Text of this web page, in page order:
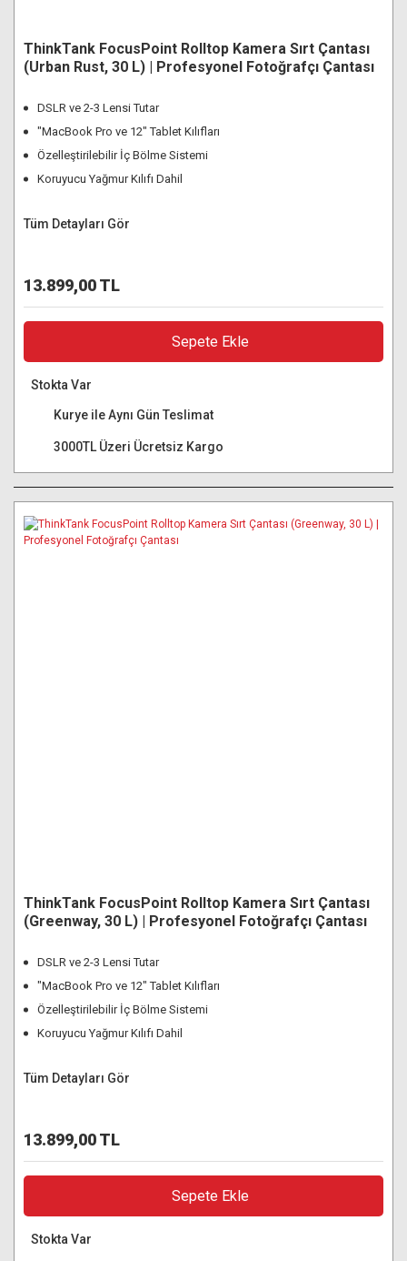
ThinkTank FocusPoint Rolltop Kamera Sırt Çantası
(Urban Rust, 30 L) | Profesyonel Fotoğrafçı Çantası
DSLR ve 2-3 Lensi Tutar
"MacBook Pro ve 12" Tablet Kılıfları
Özelleştirilebilir İç Bölme Sistemi
Koruyucu Yağmur Kılıfı Dahil
Tüm Detayları Gör
13.899,00 TL
Sepete Ekle
Stokta Var
Kurye ile Aynı Gün Teslimat
3000TL Üzeri Ücretsiz Kargo
ThinkTank FocusPoint Rolltop Kamera Sırt Çantası
(Greenway, 30 L) | Profesyonel Fotoğrafçı Çantası
DSLR ve 2-3 Lensi Tutar
"MacBook Pro ve 12" Tablet Kılıfları
Özelleştirilebilir İç Bölme Sistemi
Koruyucu Yağmur Kılıfı Dahil
Tüm Detayları Gör
13.899,00 TL
Sepete Ekle
Stokta Var